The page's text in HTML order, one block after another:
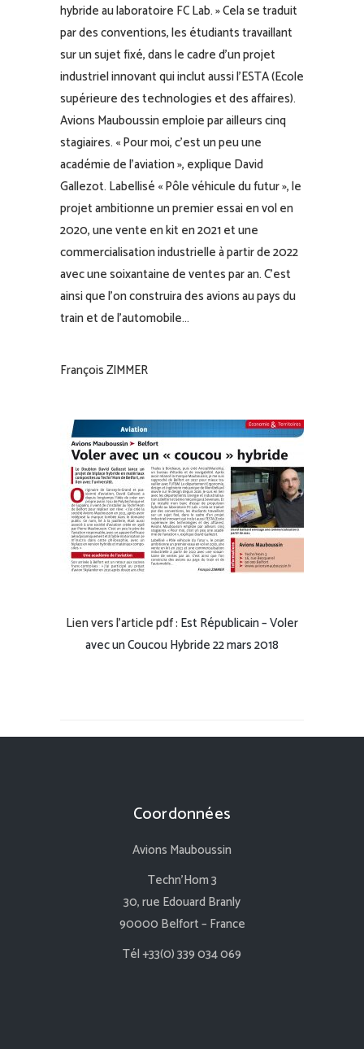
hybride au laboratoire FC Lab. » Cela se traduit
par des conventions, les étudiants travaillant
sur un sujet fixé, dans le cadre d’un projet
industriel innovant qui inclut aussi l’ESTA (Ecole
supérieure des technologies et des affaires).
Avions Mauboussin emploie par ailleurs cinq
stagiaires. « Pour moi, c’est un peu une
académie de l’aviation », explique David
Gallezot. Labellisé « Pôle véhicule du futur », le
projet ambitionne un premier essai en vol en
2020, une vente en kit en 2021 et une
commercialisation industrielle à partir de 2022
avec une soixantaine de ventes par an. C’est
ainsi que l’on construira des avions au pays du
train et de l’automobile…
François ZIMMER
Lien vers l’article pdf : Est Républicain – Voler
avec un Coucou Hybride 22 mars 2018
Coordonnées
Avions Mauboussin
Techn’Hom 3
30, rue Edouard Branly
90000 Belfort – France
Tél +33(0) 339 034 069